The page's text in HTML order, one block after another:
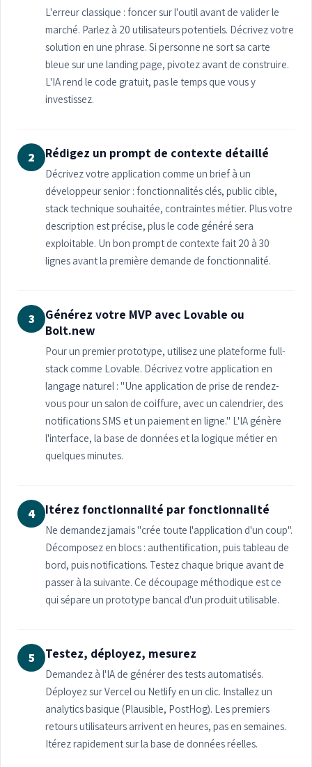
L'erreur classique : foncer sur l'outil avant de valider le
marché. Parlez à 20 utilisateurs potentiels. Décrivez votre
solution en une phrase. Si personne ne sort sa carte
bleue sur une landing page, pivotez avant de construire.
L'IA rend le code gratuit, pas le temps que vous y
investissez.
2 Rédigez un prompt de contexte détaillé
Décrivez votre application comme un brief à un
développeur senior : fonctionnalités clés, public cible,
stack technique souhaitée, contraintes métier. Plus votre
description est précise, plus le code généré sera
exploitable. Un bon prompt de contexte fait 20 à 30
lignes avant la première demande de fonctionnalité.
3
Générez votre MVP avec Lovable ou
Bolt.new
Pour un premier prototype, utilisez une plateforme full-
stack comme Lovable. Décrivez votre application en
langage naturel : "Une application de prise de rendez-
vous pour un salon de coiffure, avec un calendrier, des
notifications SMS et un paiement en ligne." L'IA génère
l'interface, la base de données et la logique métier en
quelques minutes.
4 Itérez fonctionnalité par fonctionnalité
Ne demandez jamais "crée toute l'application d'un coup".
Décomposez en blocs : authentification, puis tableau de
bord, puis notifications. Testez chaque brique avant de
passer à la suivante. Ce découpage méthodique est ce
qui sépare un prototype bancal d'un produit utilisable.
5 Testez, déployez, mesurez
Demandez à l'IA de générer des tests automatisés.
Déployez sur Vercel ou Netlify en un clic. Installez un
analytics basique (Plausible, PostHog). Les premiers
retours utilisateurs arrivent en heures, pas en semaines.
Itérez rapidement sur la base de données réelles.